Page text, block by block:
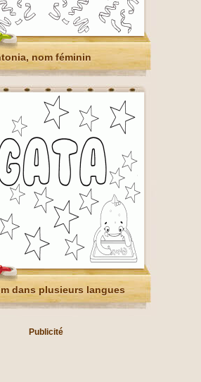
nom féminin
dans plusieurs langues
Publicité